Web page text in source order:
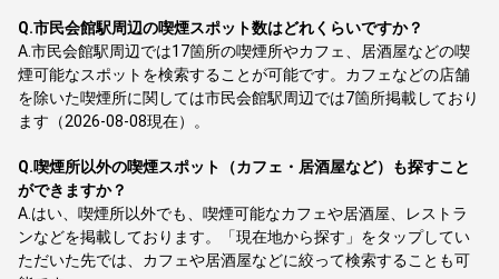
Q.市民会館駅周辺の喫煙スポット数はどれくらいですか？
A.市民会館駅周辺では17箇所の喫煙所やカフェ、居酒屋などの喫
煙可能なスポットを検索することが可能です。カフェなどの店舗
を除いた喫煙所に関しては市民会館駅周辺では7箇所掲載しており
ます（2026-08-08現在）。
Q.喫煙所以外の喫煙スポット（カフェ・居酒屋など）も探すこと
ができますか？
A. はい、喫煙所以外でも、喫煙可能なカフェや居酒屋、レストラ
ンなどを掲載しております。「現在地から探す」をタップしてい
ただいた先では、カフェや居酒屋などに絞って検索することも可